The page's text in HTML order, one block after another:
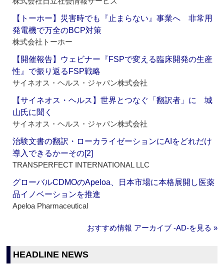
【トーホー】災害時でも『止まらない』事業へ 非常用
発電機で万全のBCP対策
株式会社トーホー
【開催報告】ウェビナー『FSPで変える臨床開発の生産
性』で振り返るFSP戦略
サイネオス・ヘルス・ジャパン株式会社
【サイネオス・ヘルス】世界とつなぐ「翻訳者」に 城
山氏に聞く
サイネオス・ヘルス・ジャパン株式会社
治験文書の翻訳・ローカライゼーションにAIをどれだけ
導入できるかーその[2]
TRANSPERFECT INTERNATIONAL LLC
グローバルCDMOのApeloa、日本市場に本格展開し医薬
品イノベーションを推進
Apeloa Pharmaceutical
おすすめ情報 アーカイブ ‐AD‐を見る »
HEADLINE NEWS